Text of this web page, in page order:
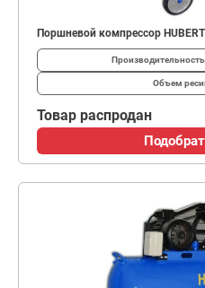
Поршневой компрессор
Объем
Товар распродан